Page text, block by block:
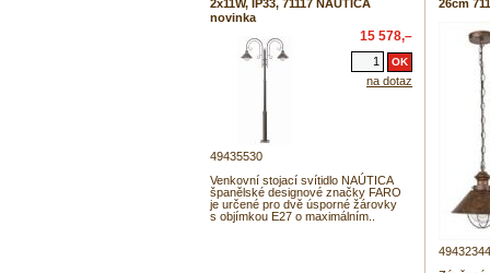
2x11W, IP33, 71117 NAUTICA
novinka
15 578,–
na dotaz
49435530
Venkovní stojací svítidlo NAÚTICA
španělské designové značky FARO
je určené pro dvě úsporné žárovky
s objímkou E27 o maximálním..
26cm
49432344